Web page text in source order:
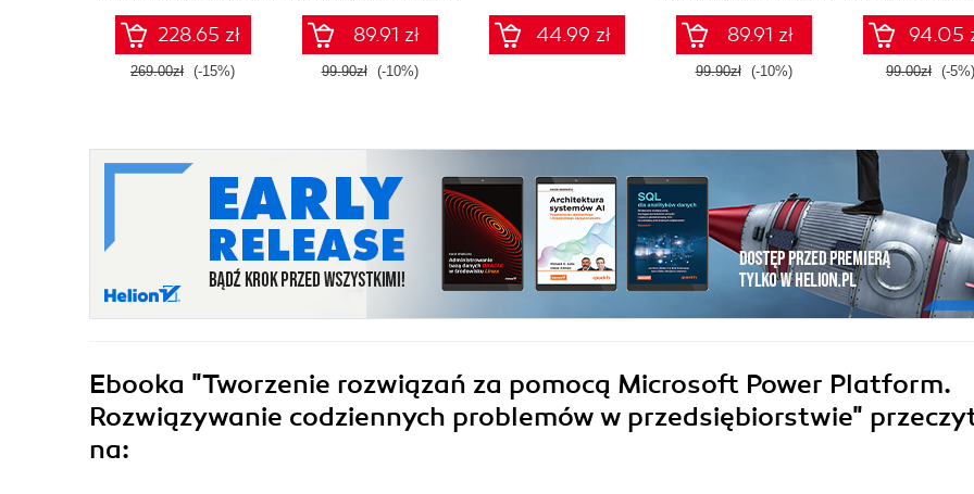
228.65 zł
269.00zł (-15%)
89.91 zł
99.90zł (-10%)
44.99 zł 89.91 zł
99.90zł (-10%)
94.05
99.00zł (-5%)
Ebooka "Tworzenie rozwiązań za pomocą Microsoft Power Platform.
Rozwiązywanie codziennych problemów w przedsiębiorstwie"
na: